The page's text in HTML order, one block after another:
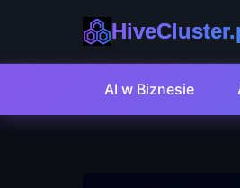
AI w Biznesie